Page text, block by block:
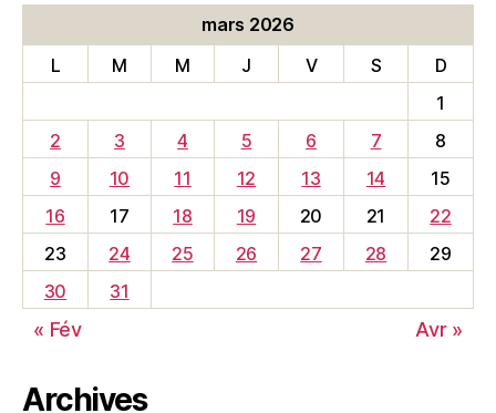
mars 2026
L
M M J V S
D
1
2
3 4 5 6 7
8
9
10 11 12 13 14
15
16
17 18 19 20 21
22
23
24 25 26 27 28
29
30
31
« Fév Avr »
Archives